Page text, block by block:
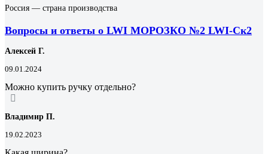
Россия — страна производства
Вопросы и ответы о LWI МОРОЗКО №2 LWI-Ск2
Алексей Г.
09.01.2024
Можно купить ручку отдельно?
Владимир П.
19.02.2023